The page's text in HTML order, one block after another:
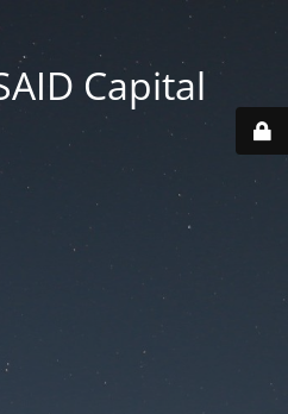
Capital